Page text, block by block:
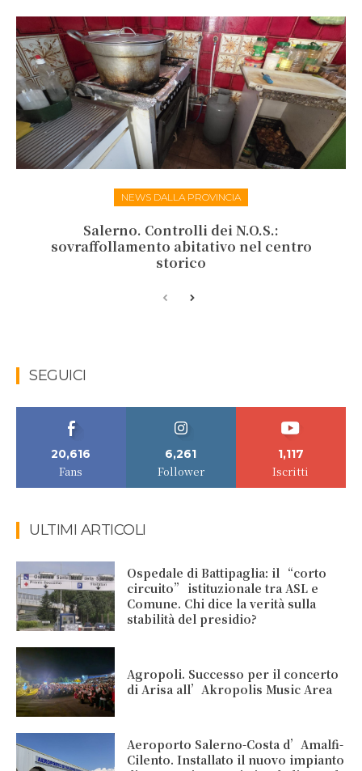
NEWS DALLA PROVINCIA
Salerno. Controlli dei N.O.S.:
sovraffollamento abitativo nel centro
storico
SEGUICI
20,616
Fans
6,261
Follower
1,117
Iscritti
ULTIMI ARTICOLI
Ospedale di Battipaglia: il “corto
circuito” istituzionale tra ASL e
Comune. Chi dice la verità sulla
stabilità del presidio?
Agropoli. Successo per il concerto
di Arisa all’Akropolis Music Area
Aeroporto Salerno-Costa d’Amalfi-
Cilento. Installato il nuovo impianto